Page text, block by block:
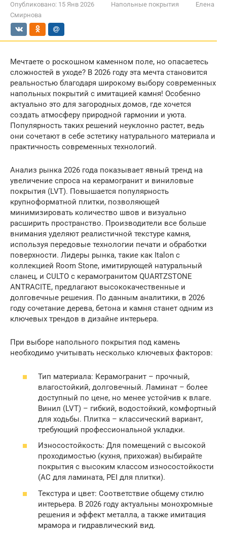
Опубликовано: 15 Янв 2026 Напольные покрытия
Елена
Смирнова
Мечтаете о роскошном каменном поле, но опасаетесь
сложностей в уходе? В 2026 году эта мечта становится
реальностью благодаря широкому выбору современных
напольных покрытий с имитацией камня! Особенно
актуально это для загородных домов, где хочется
создать атмосферу природной гармонии и уюта.
Популярность таких решений неуклонно растет, ведь
они сочетают в себе эстетику натурального материала и
практичность современных технологий.
Анализ рынка 2026 года показывает явный тренд на
увеличение спроса на керамогранит и виниловые
покрытия (LVT). Повышается популярность
крупноформатной плитки, позволяющей
минимизировать количество швов и визуально
расширить пространство. Производители все больше
внимания уделяют реалистичной текстуре камня,
используя передовые технологии печати и обработки
поверхности. Лидеры рынка, такие как Italon с
коллекцией Room Stone, имитирующей натуральный
сланец, и CULTO с керамогранитом QUARTZSTONE
ANTRACITE, предлагают высококачественные и
долговечные решения. По данным аналитики, в 2026
году сочетание дерева, бетона и камня станет одним из
ключевых трендов в дизайне интерьера.
При выборе напольного покрытия под камень
необходимо учитывать несколько ключевых факторов:
Тип материала: Керамогранит – прочный,
влагостойкий, долговечный. Ламинат – более
доступный по цене, но менее устойчив к влаге.
Винил (LVT) – гибкий, водостойкий, комфортный
для ходьбы. Плитка – классический вариант,
требующий профессиональной укладки.
Износостойкость: Для помещений с высокой
проходимостью (кухня, прихожая) выбирайте
покрытия с высоким классом износостойкости
(AC для ламината, PEI для плитки).
Текстура и цвет: Соответствие общему стилю
интерьера. В 2026 году актуальны монохромные
решения и эффект металла, а также имитация
мрамора и гидравлический вид.